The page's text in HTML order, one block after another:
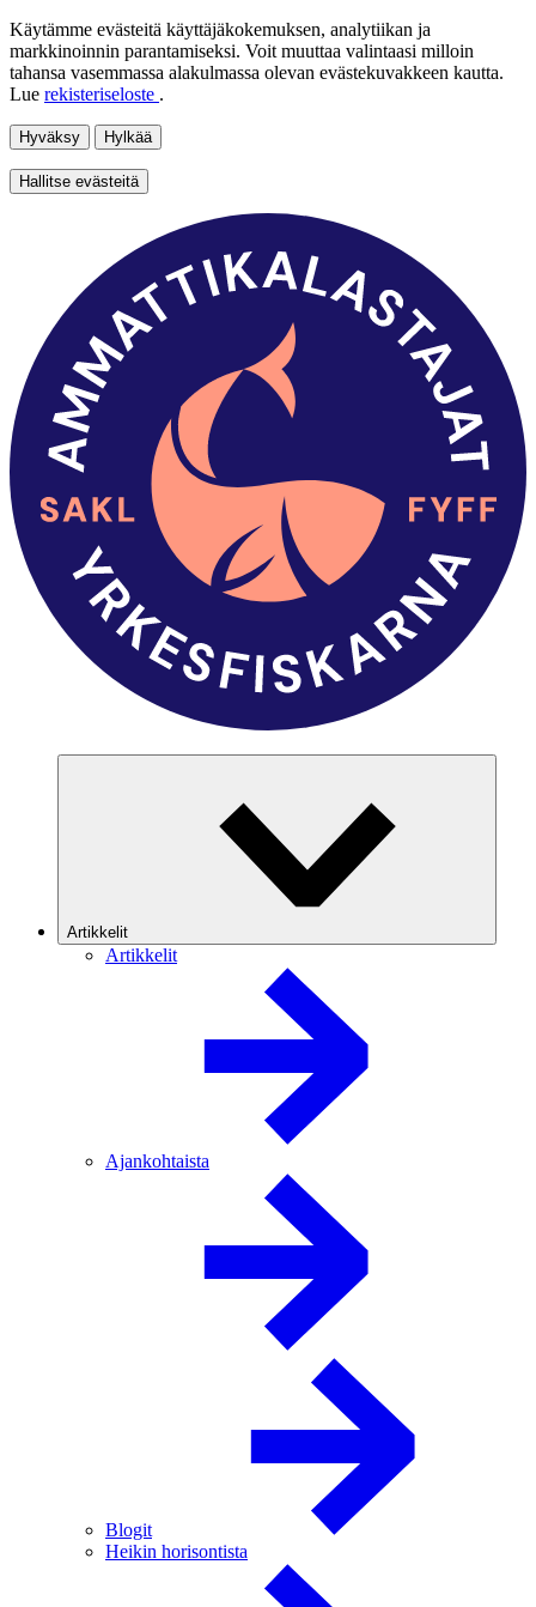
Käytämme evästeitä käyttäjäkokemuksen, analytiikan ja
markkinoinnin parantamiseksi. Voit muuttaa valintaasi milloin
tahansa vasemmassa alakulmassa olevan evästekuvakkeen kautta.
Lue rekisteriseloste .
Hyväksy Hylkää
Hallitse evästeitä
Artikkelit
Artikkelit
Ajankohtaista
Blogit
Heikin horisontista